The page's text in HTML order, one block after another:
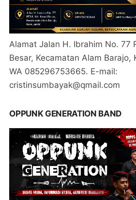
Alamat Jalan H. Ibrahim No. 77
Besar, Kecamatan Alam Barajo,
WA 085296753665. E-mail:
cristinsumbayak@qmail.com
OPPUNK GENERATION BAND